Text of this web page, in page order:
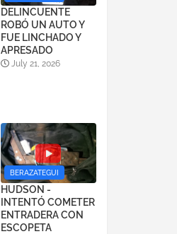
DELINCUENTE
ROBÓ UN AUTO Y
FUE LINCHADO Y
APRESADO
July 21, 2026
BERAZATEGUI
HUDSON -
INTENTÓ COMETER
ENTRADERA CON
ESCOPETA